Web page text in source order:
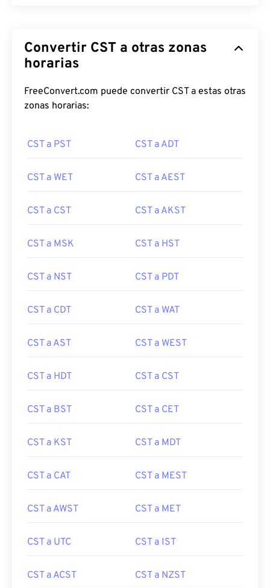
Convertir CST a otras zonas
horarias
FreeConvert.com puede convertir CST a estas otras
zonas horarias:
CST a PST CST a ADT
CST a WET CST a AEST
CST a CST CST a AKST
CST a MSK CST a HST
CST a NST CST a PDT
CST a CDT CST a WAT
CST a AST CST a WEST
CST a HDT CST a CST
CST a BST CST a CET
CST a KST CST a MDT
CST a CAT CST a MEST
CST a AWST CST a MET
CST a UTC CST a IST
CST a ACST CST a NZST